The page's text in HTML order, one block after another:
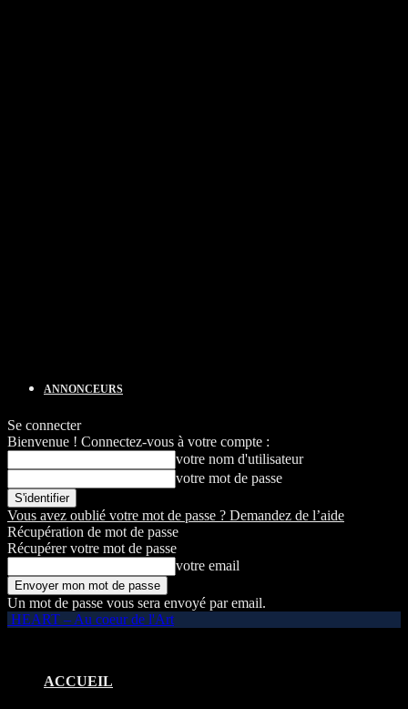
ANNONCEURS
Se connecter
Bienvenue ! Connectez-vous à votre compte :
votre nom d'utilisateur
votre mot de passe
Vous avez oublié votre mot de passe ? Demandez de l’aide
Récupération de mot de passe
Récupérer votre mot de passe
votre email
Un mot de passe vous sera envoyé par email.
HEART – Au coeur de l'Art
ACCUEIL